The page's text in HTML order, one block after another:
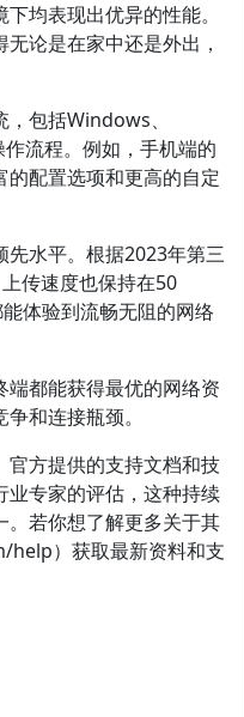
均表现出优异的性能。
论是在家中还是外出，
包括Windows、
流程。例如，手机端的
配置选项和更高的自定
先水平。根据2023年第三
传速度也保持在50
体验到流畅无阻的网络
都能获得最优的网络资
和连接瓶颈。
官方提供的支持文档和技
业专家的评估，这种持续
。若你想了解更多关于其
）获取最新资料和支